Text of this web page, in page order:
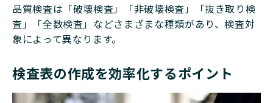
品質検査は「破壊検査」「非破壊検査」「抜き取り検
査」「全数検査」などさまざまな種類があり、検査対
象によって異なります。
検査表の作成を効率化するポイント